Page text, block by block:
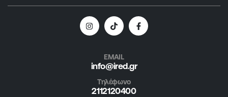
EMAIL
info@ired.gr
Τηλέφωνο
2112120400